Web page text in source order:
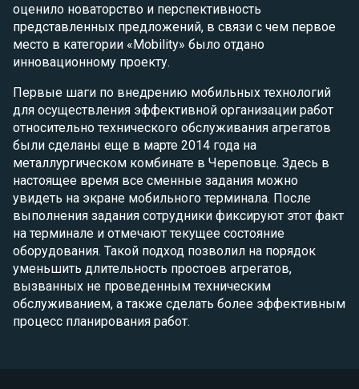
оценило новаторство и перспективность
представленных предложений, в связи с чем первое
место в категории «Mobility» было отдано
инновационному проекту.
Первые шаги по внедрению мобильных технологий
для осуществления эффективной организации работ
относительно технического обслуживания агрегатов
были сделаны еще в марте 2014 года на
металлургическом комбинате в Череповце. Здесь в
настоящее время все сменные задания можно
увидеть на экране мобильного терминала. После
выполнения задания сотрудники фиксируют этот факт
на терминале и отмечают текущее состояние
оборудования. Такой подход позволил на порядок
уменьшить длительность простоев агрегатов,
вызванных не проведенным техническим
обслуживанием, а также сделать более эффективным
процесс планирования работ.